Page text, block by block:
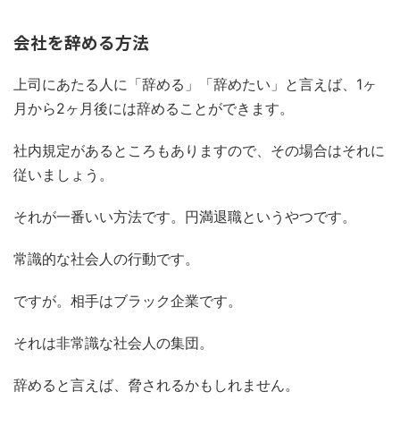
会社を辞める方法
上司にあたる人に「辞める」「辞めたい」と言えば、1ヶ
月から2ヶ月後には辞めることができます。
社内規定があるところもありますので、その場合はそれに
従いましょう。
それが一番いい方法です。円満退職というやつです。
常識的な社会人の行動です。
ですが。相手はブラック企業です。
それは非常識な社会人の集団。
辞めると言えば、脅されるかもしれません。